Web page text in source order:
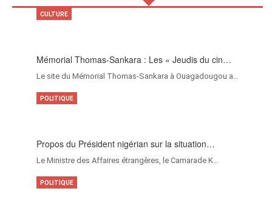
Mémorial Thomas-Sankara : Les « Jeudis du cin…
Le site du Mémorial Thomas-Sankara à Ouagadougou a…
CULTURE
Propos du Président nigérian sur la situation…
Le Ministre des Affaires étrangères, le Camarade K…
POLITIQUE
POLITIQUE